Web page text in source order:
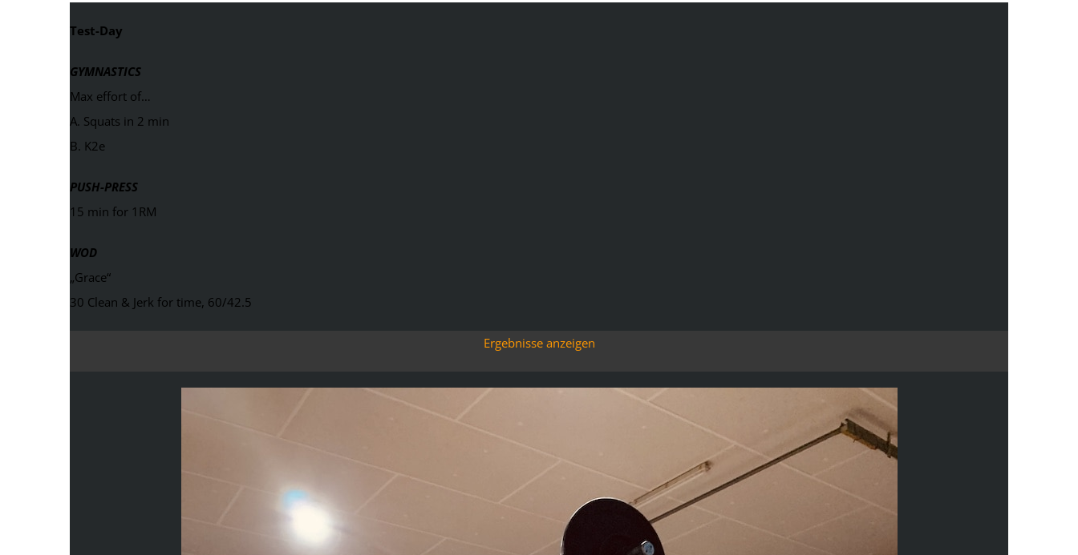
Test-Day
GYMNASTICS
Max effort of…
A. Squats in 2 min
B. K2e
PUSH-PRESS
15 min for 1RM
WOD
„Grace“
30 Clean & Jerk for time, 60/42.5
Ergebnisse anzeigen